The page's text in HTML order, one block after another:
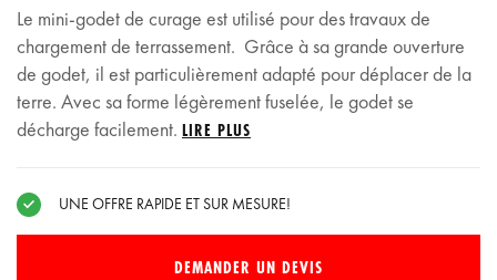
Le mini-godet de curage est utilisé pour des travaux de
chargement de terrassement. Grâce à sa grande ouverture
de godet, il est particulièrement adapté pour déplacer de la
terre. Avec sa forme légèrement fuselée, le godet se
décharge facilement. LIRE PLUS
UNE OFFRE RAPIDE ET SUR MESURE!
DEMANDER UN DEVIS